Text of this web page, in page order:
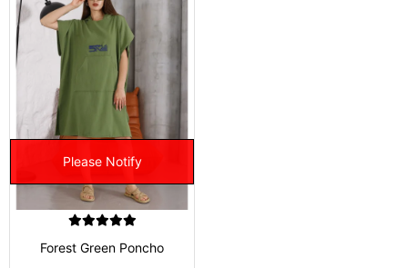
Please Notify
Forest Green Poncho